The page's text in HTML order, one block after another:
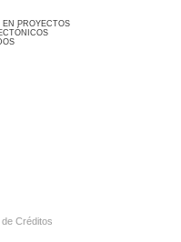
EN PROYECTOS
Créditos